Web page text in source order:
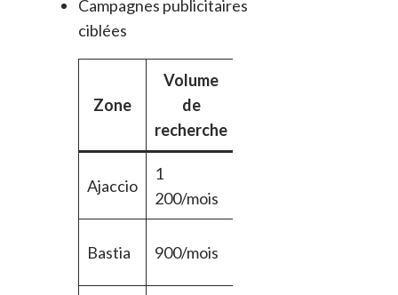
Campagnes publicitaires
ciblées
Zone
Volume
de
recherche
Ajaccio
1
200/mois
Bastia 900/mois